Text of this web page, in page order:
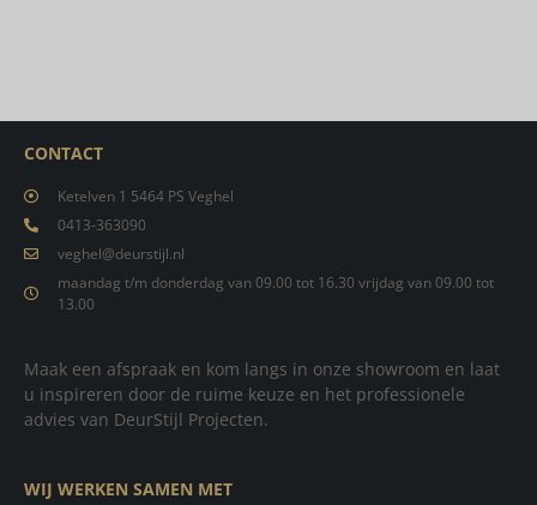
CONTACT
Ketelven 1 5464 PS Veghel
0413-363090
veghel@deurstijl.nl
maandag t/m donderdag van 09.00 tot 16.30 vrijdag van 09.00 tot
13.00
Maak een afspraak en kom langs in onze showroom en laat
u inspireren door de ruime keuze en het professionele
advies van DeurStijl Projecten.
WIJ WERKEN SAMEN MET